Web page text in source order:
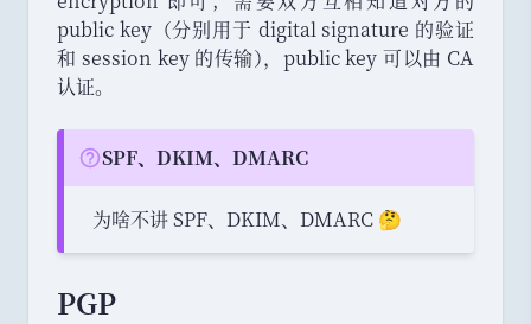
public key （分别用于 digital signature 的验证
和 session key 的传输）， public key 可以由 CA
认证。
Question:
SPF、DKIM、DMARC
为啥不讲 SPF、 DKIM、 DMARC 🤔
PGP